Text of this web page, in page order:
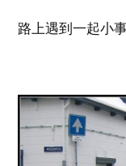
路上遇到一起小